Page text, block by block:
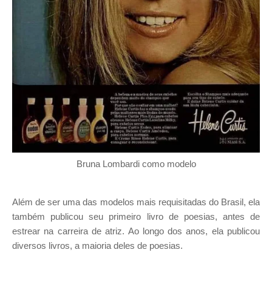
Bruna Lombardi como modelo
Além de ser uma das modelos mais requisitadas do Brasil, ela
também publicou seu primeiro livro de poesias, antes de
estrear na carreira de atriz. Ao longo dos anos, ela publicou
diversos livros, a maioria deles de poesias.